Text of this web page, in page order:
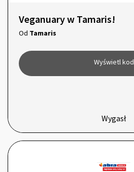
Veganuary w Tamaris!
Od Tamaris
Wyświetl kod
Wygasł